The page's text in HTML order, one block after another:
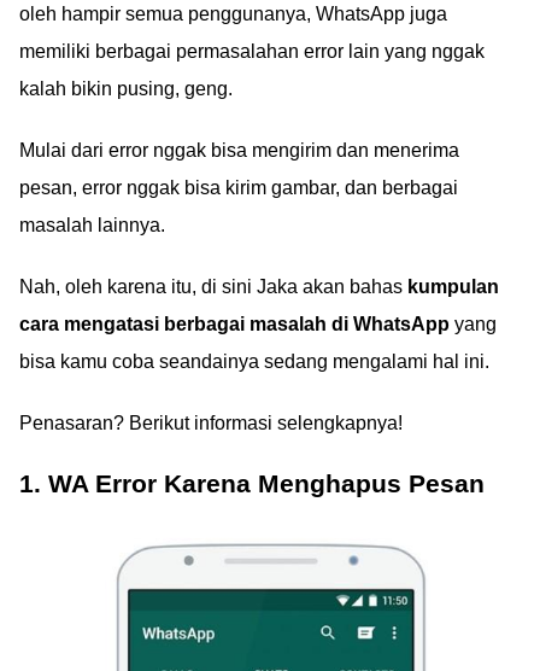
oleh hampir semua penggunanya, WhatsApp juga
memiliki berbagai permasalahan error lain yang nggak
kalah bikin pusing, geng.
Mulai dari error nggak bisa mengirim dan menerima
pesan, error nggak bisa kirim gambar, dan berbagai
masalah lainnya.
Nah, oleh karena itu, di sini Jaka akan bahas kumpulan
cara mengatasi berbagai masalah di WhatsApp yang
bisa kamu coba seandainya sedang mengalami hal ini.
Penasaran? Berikut informasi selengkapnya!
1. WA Error Karena Menghapus Pesan